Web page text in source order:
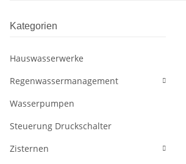
Kategorien
Hauswasserwerke
Regenwassermanagement
Wasserpumpen
Steuerung Druckschalter
Zisternen